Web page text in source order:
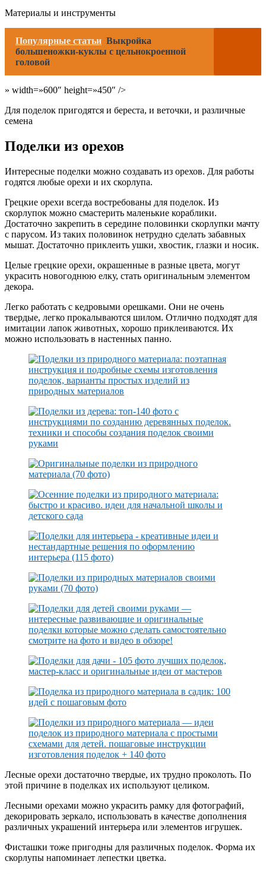
Материалы и инструменты
Популярные статьи Выкройка
большеножки-куклы с цельнокроенной
головой
» width=»600″ height=»450″ />
Для поделок пригодятся и береста, и веточки, и различные
семена
Поделки из орехов
Интересные поделки можно создавать из орехов. Для работы
годятся любые орехи и их скорлупа.
Грецкие орехи всегда востребованы для поделок. Из
скорлупок можно смастерить маленькие кораблики.
Достаточно закрепить в середине половинки скорлупки мачту
с парусом. Из таких половинок нетрудно сделать забавных
мышат. Достаточно приклеить ушки, хвостик, глазки и носик.
Целые грецкие орехи, окрашенные в разные цвета, могут
украсить новогоднюю елку, стать оригинальным элементом
декора.
Легко работать с кедровыми орешками. Они не очень
твердые, легко прокалываются шилом. Отлично подходят для
имитации лапок животных, хорошо приклеиваются. Их
можно использовать в настенных панно.
Лесные орехи достаточно твердые, их трудно проколоть. По
этой причине в поделках их используют целиком.
Лесными орехами можно украсить рамку для фотографий,
декорировать зеркало, использовать в качестве дополнения
различных украшений интерьера или элементов игрушек.
Фисташки тоже пригодны для различных поделок. Форма их
скорлупы напоминает лепестки цветка.